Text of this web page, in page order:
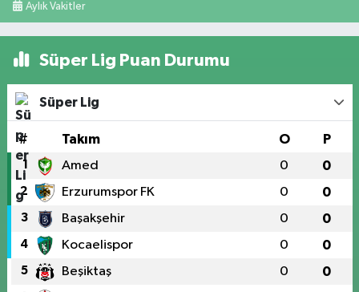
Aylık Vakitler
Süper Lig Puan Durumu
Süper Lig
# Takım O P
1 Amed 0 0
2 Erzurumspor FK 0 0
3 Başakşehir 0 0
4 Kocaelispor 0 0
5 Beşiktaş 0 0